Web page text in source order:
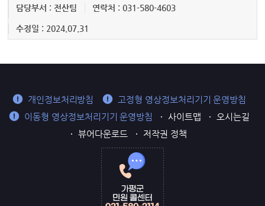
담당부서 : 전산팀 연락처 : 031-580-4603
수정일 : 2024.07.31
개인정보처리방침
고정형 영상정보처리기기 운영방침
이동형 영상정보처리기기 운영방침
사이트맵
오시는길
뷰어다운로드
저작권 정책